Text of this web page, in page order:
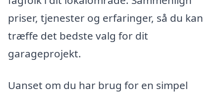
priser, tjenester og erfaringer, så du kan
træffe det bedste valg for dit
garageprojekt.
Uanset om du har brug for en simpel